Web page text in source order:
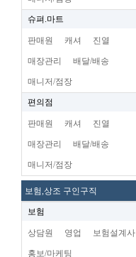
슈펴.마트
판매원 캐셔 진열
매장관리 배달/배송
매니저/점장
편의점
판매원 캐셔 진열
매장관리 배달/배송
매니저/점장
보험,상조 구인구직
보험
상담원 영업 보험설계사
홍보/마케팅